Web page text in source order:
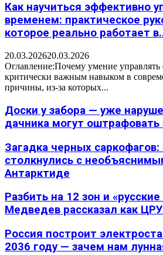
Как научиться эффективно
временем: практическое
которое реально работает
20.03.202620.03.2026
Оглавление:Почему умение
критически важным навыком в
причины, из-за которых...
Доски у забора — уже
дачника могут оштрафовать
Загадка черных
столкнулись с
Антарктиде
Разбить на 12 зон и «русские
Медведев рассказал как
Россия построит
2036 году — зачем нам